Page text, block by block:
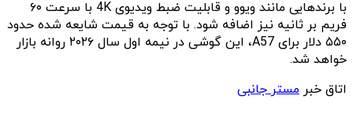
با برندهایی مانند ویوو و قابلیت ضبط ویدیوی 4K با سرعت ۶۰
فریم بر ثانیه نیز اضافه شود. با توجه به قیمت شایعه شده حدود
۵۵۰ دلار برای A57، این گوشی در نیمه اول سال ۲۰۲۶ روانه بازار
خواهد شد.
اتاق خبر مستر جانبی